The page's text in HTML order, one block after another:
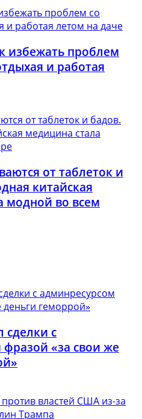
избежать проблем
и работая
от таблеток и
китайская
модной во всем
сделки с
«за свои же